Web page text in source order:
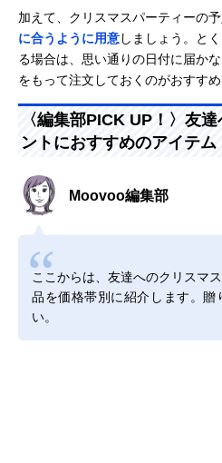
加えて、クリスマスパーティーの予
に合うように用意しましょう。と
る場合は、思い通りの日付に届か
をもって注文しておくのがおすすめ
〈編集部PICK UP！〉友
ントにおすすめのアイテム
Moovoo編集部
ここからは、友達へのクリスマ
品を価格帯別に紹介します。贈
い。